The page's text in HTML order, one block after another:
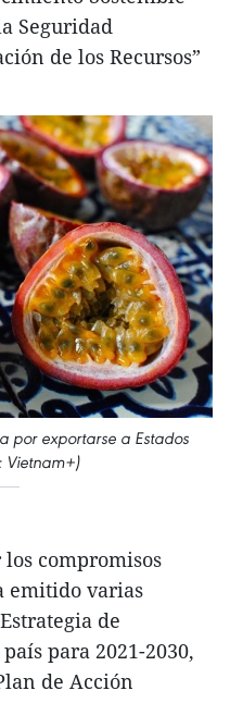
Seguridad
de los Recursos”
por exportarse a Estados
Vietnam+)
compromisos
emitido varias
de
para 2021-2030,
de Acción